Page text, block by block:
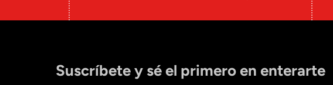
Suscríbete y sé el primero en enterarte